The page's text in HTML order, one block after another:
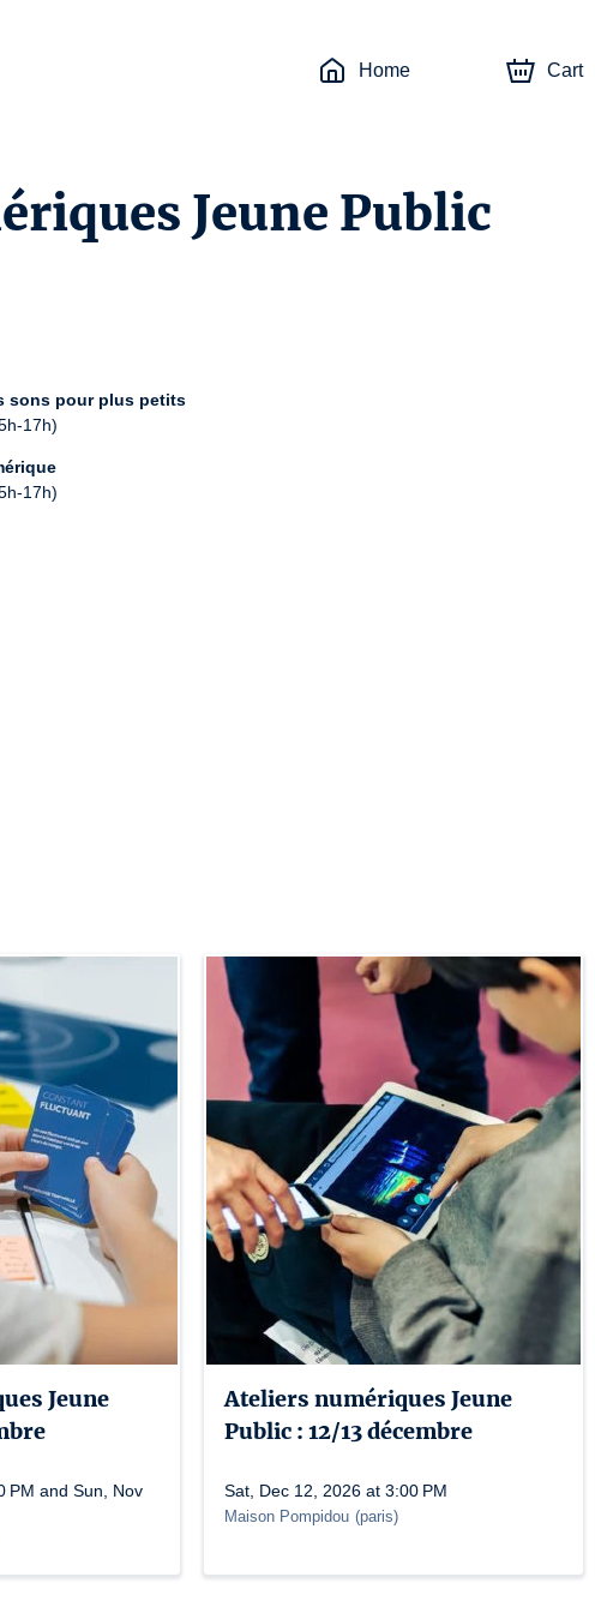
Home Cart
Jeune Public
sons pour plus petits
17h)
17h)
Jeune
PM and Sun, Nov
Ateliers numériques Jeune
Public : 12/13 décembre
Sat, Dec 12, 2026 at 3:00 PM
Maison Pompidou (paris)